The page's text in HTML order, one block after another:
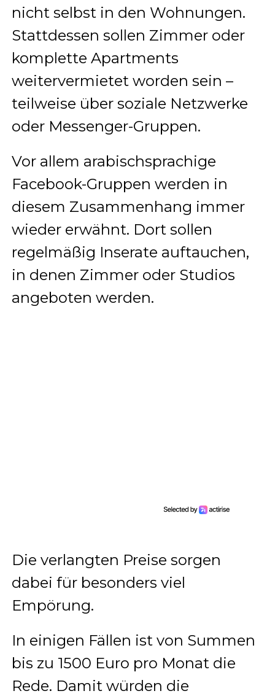
nicht selbst in den Wohnungen.
Stattdessen sollen Zimmer oder
komplette Apartments
weitervermietet worden sein –
teilweise über soziale Netzwerke
oder Messenger-Gruppen.
Vor allem arabischsprachige
Facebook-Gruppen werden in
diesem Zusammenhang immer
wieder erwähnt. Dort sollen
regelmäßig Inserate auftauchen,
in denen Zimmer oder Studios
angeboten werden.
Die verlangten Preise sorgen
dabei für besonders viel
Empörung.
In einigen Fällen ist von Summen
bis zu 1500 Euro pro Monat die
Rede. Damit würden die